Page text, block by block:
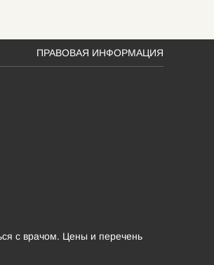
ПРАВОВАЯ ИНФОРМАЦИЯ
с врачом. Цены и перечень